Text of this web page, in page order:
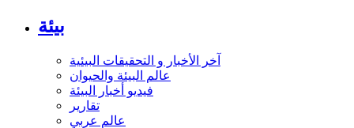
بيئة
آخر الأخبار و التحقيقات البيئية
عالم البيئة والحيوان
فيديو أخبار البيئة
تقارير
عالم عربي